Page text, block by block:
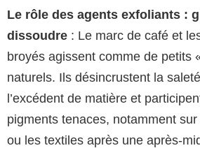
Le rôle des agents exfoliants :
dissoudre : Le marc de café et
broyés agissent comme de petits
naturels. Ils désincrustent la
l’excédent de matière et
pigments tenaces, notamment
ou les textiles après une après-